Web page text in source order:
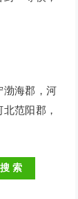
海郡，河
范阳郡，